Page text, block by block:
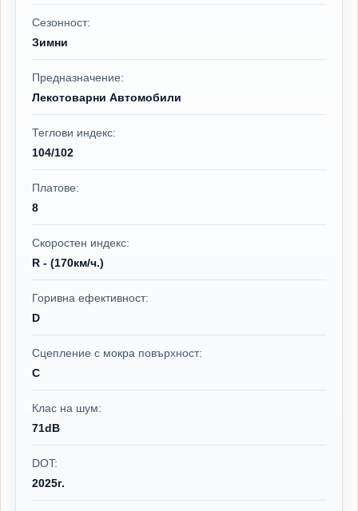
Сезонност:
Зимни
Предназначение:
Лекотоварни Автомобили
Теглови индекс:
104/102
Платове:
8
Скоростен индекс:
R - (170км/ч.)
Горивна ефективност:
D
Сцепление с мокра повърхност:
C
Клас на шум:
71dB
DOT:
2025г.